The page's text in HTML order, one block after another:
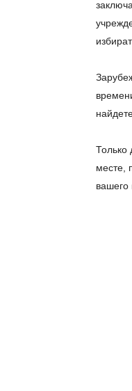
Только
месте,
вашего